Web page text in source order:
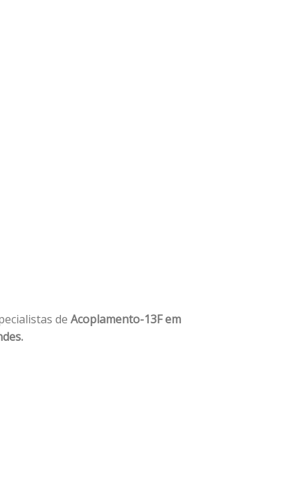
de Acoplamento-13F em